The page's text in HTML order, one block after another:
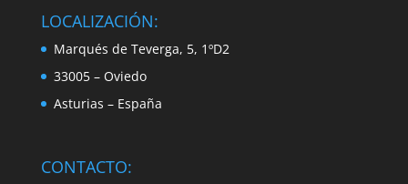
LOCALIZACIÓN:
Marqués de Teverga, 5, 1ºD2
33005 – Oviedo
Asturias – España
CONTACTO: